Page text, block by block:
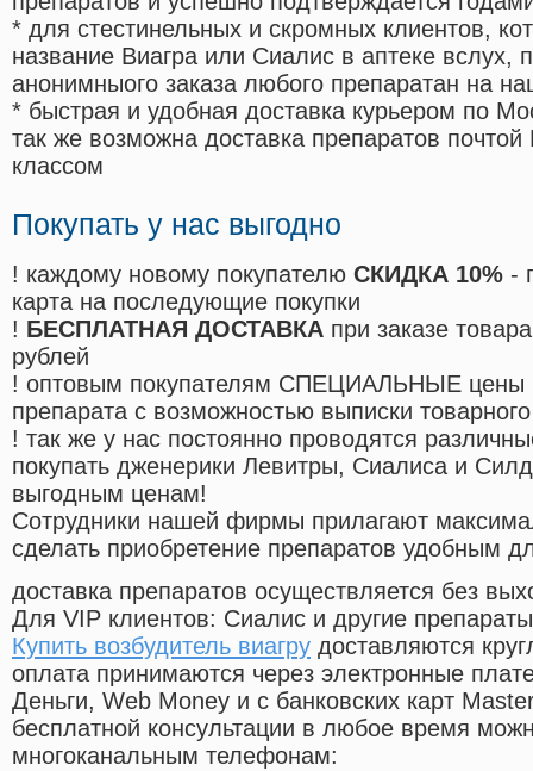
* для стестинельных и скромных клиентов,
название Виагра или Сиалис в аптеке вслух,
анонимныого заказа любого препаратан на
* быстрая и удобная доставка курьером по
так же возможна доставка препаратов
классом
Покупать у нас выгодно
! каждому новому покупателю СКИДКА 10% -
карта на последующие покупки
! БЕСПЛАТНАЯ ДОСТАВКА при заказе
рублей
! оптовым покупателям СПЕЦИАЛЬНЫЕ цены
препарата с возможностью выписки
! так же у нас постоянно проводятся
покупать дженерики Левитры, Сиалиса и
выгодным ценам!
Cотрудники нашей фирмы прилагают
сделать приобретение препаратов удобным
доставка препаратов осуществляется без
Для VIP клиентов: Сиалис и другие
Купить возбудитель виагру доставляются
оплата принимаются через электронные
Деньги, Web Money и с банковских карт
бесплатной консультации в любое время
многоканальным телефонам: